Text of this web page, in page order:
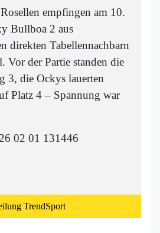
empfingen am 10.
Bullboa 2 aus
direkten Tabellennachbarn
Vor der Partie standen die
3, die Ockys lauerten
Platz 4 – Spannung war
TrendSport